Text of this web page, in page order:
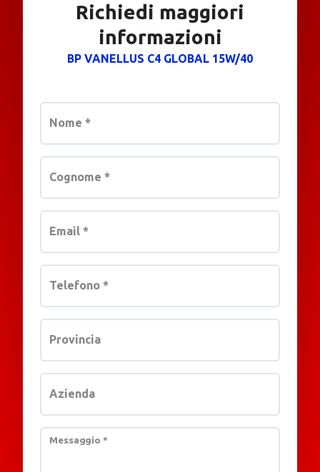
Richiedi maggiori
informazioni
BP VANELLUS C4 GLOBAL 15W/40
Nome *
Cognome *
Email *
Telefono *
Provincia
Azienda
Messaggio *